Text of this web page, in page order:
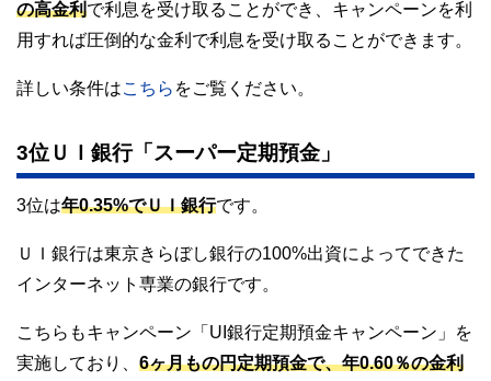
の高金利で利息を受け取ることができ、キャンペーンを利
用すれば圧倒的な金利で利息を受け取ることができます。
詳しい条件は こちら をご覧ください。
3位ＵＩ銀行「スーパー定期預金」
3位は年0.35%でＵＩ銀行です。
ＵＩ銀行は東京きらぼし銀行の100%出資によってできた
インターネット専業の銀行です。
こちらもキャンペーン「UI銀行定期預金キャンペーン」を
実施しており、 6ヶ月もの円定期預金で、年0.60％の金利